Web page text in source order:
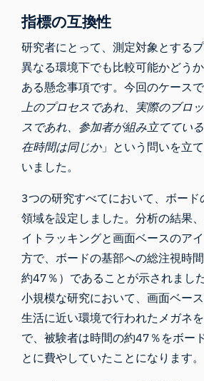
指標の互換性
研究者にとって、測定対象とするプ
異なる環境下でも比較可能かどう
ある懸念事項です。今回のケース
上のプロセスであれ、実際のブロ
スであれ、参加者が組み立ててい
在時間は同じか」という問いを立
いました。
3つの研究すべてにおいて、ボー
領域を設定しました。分析の結果
イトラッキングと画面ベースのア
方で、ボードの基部への総注視時
約47％）であることが示されまし
小規模な研究において、画面ベー
生活に近い環境で行われたメガネ
で、被験者は時間の約47％をボー
とに費やしていたことになります。